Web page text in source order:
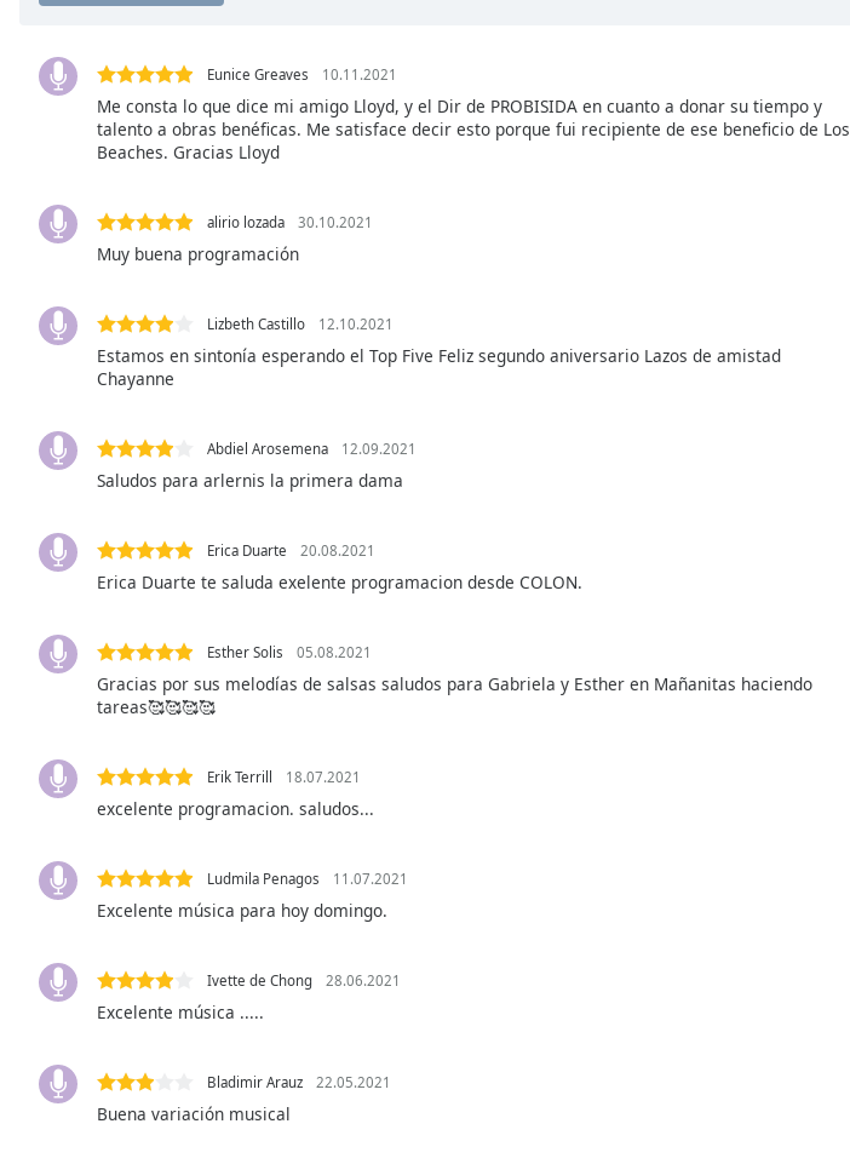
Chapters
Descriptions
descriptions
selected
Subtitles
subtitles
opens
subtitles
settings
dialog
off,
selected
Picture-
Fullscreen
window.
dialog
cancel
window.
Eunice Greaves 10.11.2021
Me consta lo que dice mi amigo Lloyd, y el Dir de PROBISIDA en cuanto a donar su tiempo y
talento a obras benéficas. Me satisface decir esto porque fui recipiente de ese beneficio de Los
Beaches. Gracias Lloyd
alirio lozada 30.10.2021
Muy buena programación
Lizbeth Castillo 12.10.2021
Estamos en sintonía esperando el Top Five Feliz segundo aniversario Lazos de amistad
Chayanne
Abdiel Arosemena 12.09.2021
Saludos para arlernis la primera dama
Erica Duarte 20.08.2021
Erica Duarte te saluda exelente programacion desde COLON.
Esther Solis 05.08.2021
Gracias por sus melodías de salsas saludos para Gabriela y Esther en Mañanitas haciendo
tareas🥰🥰🥰🥰
Erik Terrill 18.07.2021
excelente programacion. saludos...
Ludmila Penagos 11.07.2021
Excelente música para hoy domingo.
Ivette de Chong 28.06.2021
Excelente música .....
Bladimir Arauz 22.05.2021
Buena variación musical